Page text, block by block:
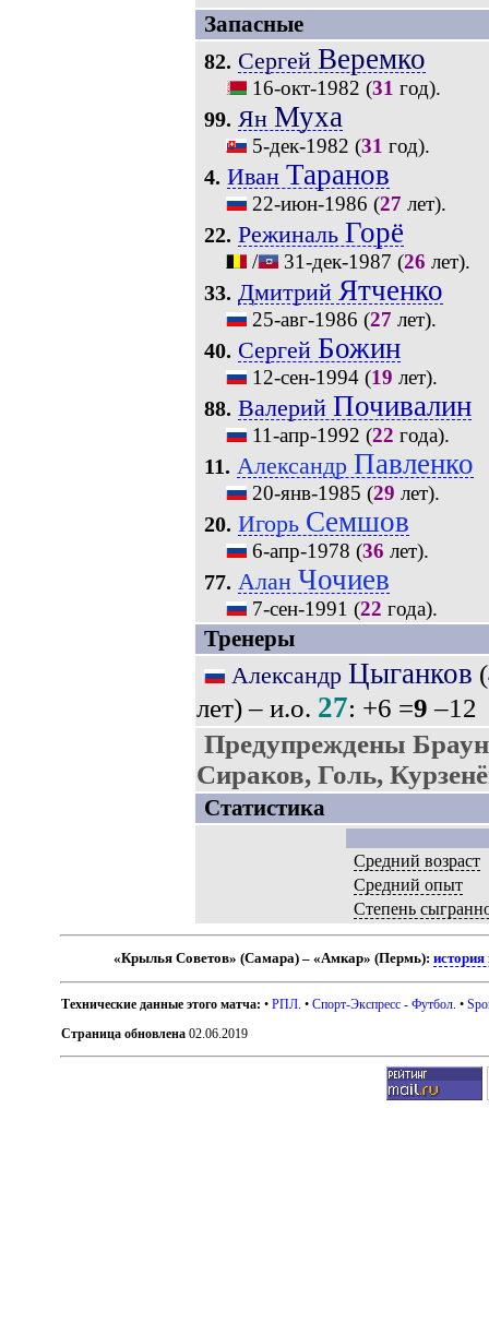
Запасные
82. Сергей Веремко
16-окт-1982 (31 год).
99. Ян Муха
5-дек-1982 (31 год).
4. Иван Таранов
22-июн-1986 (27 лет).
22. Режиналь Горё
/ 31-дек-1987 (26 лет).
33. Дмитрий Ятченко
25-авг-1986 (27 лет).
40. Сергей Божин
12-сен-1994(19 лет).
88. Валерий Почивалин
11-апр-1992 (22 года).
11. Александр Павленко
20-янв-1985 (29 лет).
20. Игорь Семшов
6-апр-1978 (36 лет).
77. Алан Чочиев
7-сен-1991 (22 года).
Тренеры
Александр Цыганков (
лет) – и.о. 27: +6 =9 –12
Предупреждены
Сираков, Голь,
Статистика
Средний возраст
Средний опыт
Степень
«Крылья Советов» (Самара) – «Амкар» (Пермь):история
Технические данные этого матча: •РПЛ . •Спорт-Экспресс - Футбол . •
Страница обновлена 02.06.2019